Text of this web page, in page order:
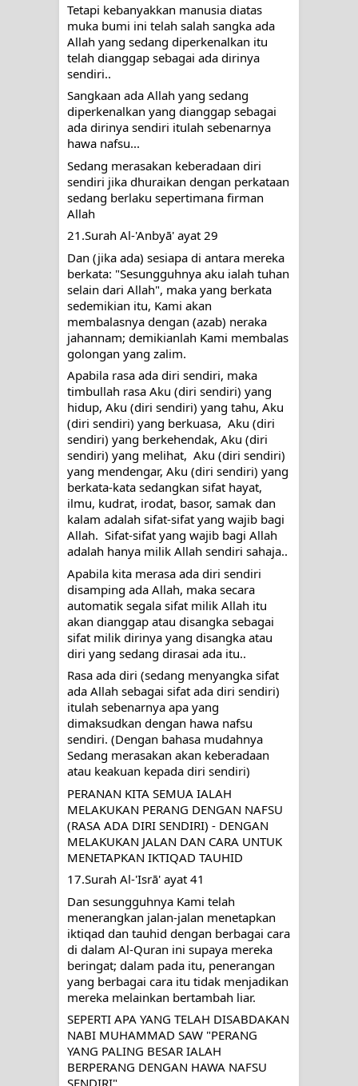
DI TANGAN MURSYID, CINTA
MENEMUKAN JALAN PULANG
ALLAH MENYEMBUHKAN HATI, JIWA
TURUT MENJADI KUAT
TASAWUF: BUKAN AJARAN PELIK,
"Kotoran Yang Paling Bahaya Bukan
Pada Pakaian, Tetapi Pada Qalbi"
Secara Biologis Manusia itu Sama,
Dengan Tingkat Kesadaran yang
Berbeda
WAHDATUL WUJUD, WAHDATU
SYUHUD, DAN MANUNGGALING
KAWULA GUSTI
WAHDATUL WUJUD ITU APA..??
Tetapi kebanyakkan manusia diatas
muka bumi ini telah salah sangka ada
Allah yang sedang diperkenalkan itu
telah dianggap sebagai ada dirinya
sendiri..
Sangkaan ada Allah yang sedang
diperkenalkan yang dianggap sebagai
ada dirinya sendiri itulah sebenarnya
hawa nafsu...
Sedang merasakan keberadaan diri
sendiri jika dhuraikan dengan perkataan
sedang berlaku sepertimana firman
Allah
21.Surah Al-'Anbyā' ayat 29
Dan (jika ada) sesiapa di antara mereka
berkata: "Sesungguhnya aku ialah tuhan
selain dari Allah", maka yang berkata
sedemikian itu, Kami akan
membalasnya dengan (azab) neraka
jahannam; demikianlah Kami membalas
golongan yang zalim.
Apabila rasa ada diri sendiri, maka
timbullah rasa Aku (diri sendiri) yang
hidup, Aku (diri sendiri) yang tahu, Aku
(diri sendiri) yang berkuasa,  Aku (diri
sendiri) yang berkehendak, Aku (diri
sendiri) yang melihat,  Aku (diri sendiri)
yang mendengar, Aku (diri sendiri) yang
berkata-kata sedangkan sifat hayat,
ilmu, kudrat, irodat, basor, samak dan
kalam adalah sifat-sifat yang wajib bagi
Allah.  Sifat-sifat yang wajib bagi Allah
adalah hanya milik Allah sendiri sahaja..
Apabila kita merasa ada diri sendiri
disamping ada Allah, maka secara
automatik segala sifat milik Allah itu
akan dianggap atau disangka sebagai
sifat milik dirinya yang disangka atau
diri yang sedang dirasai ada itu..
Rasa ada diri (sedang menyangka sifat
ada Allah sebagai sifat ada diri sendiri)
itulah sebenarnya apa yang
dimaksudkan dengan hawa nafsu
sendiri. (Dengan bahasa mudahnya
Sedang merasakan akan keberadaan
atau keakuan kepada diri sendiri)
PERANAN KITA SEMUA IALAH
MELAKUKAN PERANG DENGAN NAFSU
(RASA ADA DIRI SENDIRI) - DENGAN
MELAKUKAN JALAN DAN CARA UNTUK
MENETAPKAN IKTIQAD TAUHID
17.Surah Al-'Isrā' ayat 41
Dan sesungguhnya Kami telah
menerangkan jalan-jalan menetapkan
iktiqad dan tauhid dengan berbagai cara
di dalam Al-Quran ini supaya mereka
beringat; dalam pada itu, penerangan
yang berbagai cara itu tidak menjadikan
mereka melainkan bertambah liar.
SEPERTI APA YANG TELAH DISABDAKAN
NABI MUHAMMAD SAW "PERANG
YANG PALING BESAR IALAH
BERPERANG DENGAN HAWA NAFSU